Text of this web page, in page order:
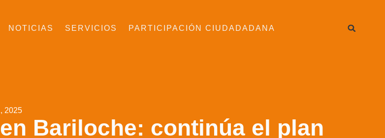
NOTICIAS SERVICIOS PARTICIPACIÓN CIUDADADANA
2025
Bariloche: continúa el plan